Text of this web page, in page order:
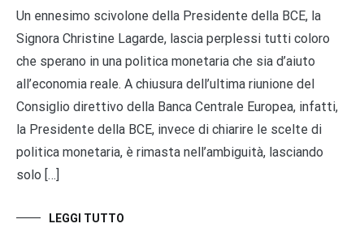
Un ennesimo scivolone della Presidente della BCE, la
Signora Christine Lagarde, lascia perplessi tutti coloro
che sperano in una politica monetaria che sia d’aiuto
all’economia reale. A chiusura dell’ultima riunione del
Consiglio direttivo della Banca Centrale Europea, infatti,
la Presidente della BCE, invece di chiarire le scelte di
politica monetaria, è rimasta nell’ambiguità, lasciando
solo […]
LEGGI TUTTO